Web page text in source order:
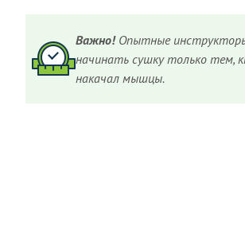
Важно!Опытные
начинать сушку только тем,
накачал мышцы.